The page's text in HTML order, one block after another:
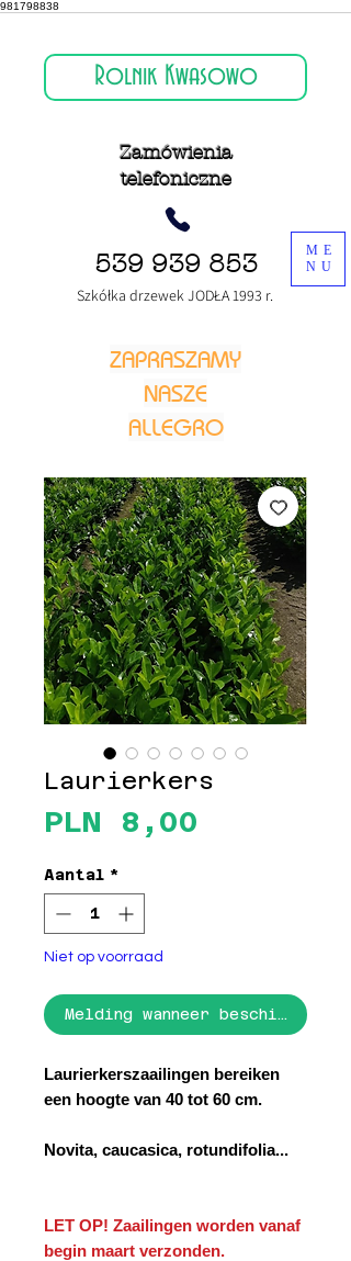
981798838
ME
NU
Rolnik Kwasowo
Szkółka drzewek JODŁA 1993 r.
Zamówienia
telefoniczne
539 939 853
ZAPRASZAMY
NASZE
ALLEGRO
Laurierkers
PLN 8,00
Aantal *
Niet op voorraad
Melding wanneer beschikbaar
Laurierkerszaailingen bereiken
een hoogte van 40 tot 60 cm.
Novita, caucasica, rotundifolia...
LET OP! Zaailingen worden vanaf
begin maart verzonden.